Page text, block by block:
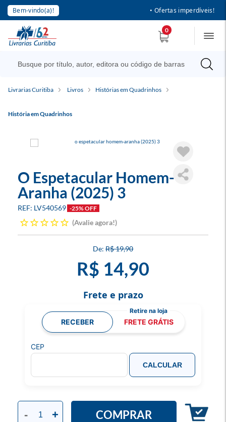
Bem-vindo(a)! • Ofertas imperdíveis!
0
Livrarias Curitiba Livros Histórias em Quadrinhos
História em Quadrinhos
O Espetacular Homem-
Aranha (2025) 3
LV540569 -25% OFF
Avalie agora!
R$ 19,90
R$ 14,90
- + COMPRAR
Frete e prazo
RECEBER FRETE GRÁTIS
CEP
CALCULAR